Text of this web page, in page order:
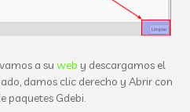
a su web y descargamos el
damos clic derecho y Abrir con
paquetes Gdebi.